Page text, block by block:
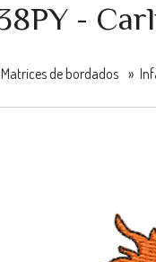
-
Matrices de bordados »